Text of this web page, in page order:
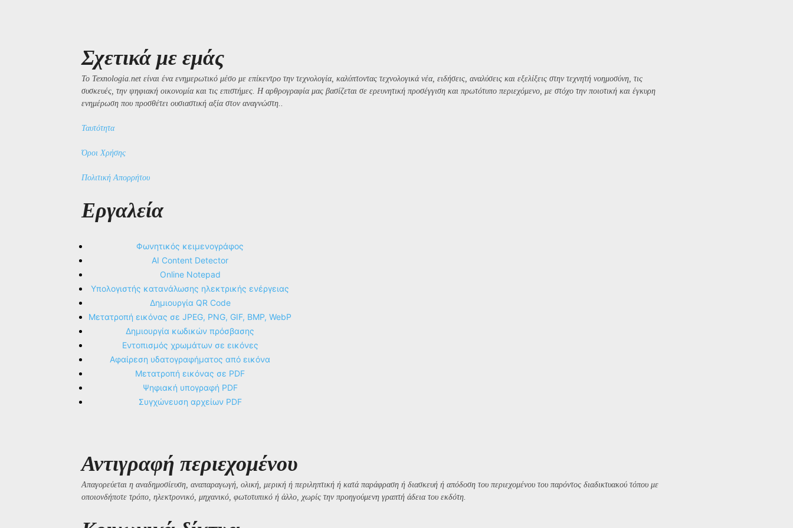
Σχετικά με εμάς
Το Texnologia.net είναι ένα ενημερωτικό μέσο με επίκεντρο την τεχνολογία, καλύπτοντας τεχνολογικά νέα, ειδήσεις, αναλύσεις και εξελίξεις στην τεχνητή νοημοσύνη, τις
συσκευές, την ψηφιακή οικονομία και τις επιστήμες. Η αρθρογραφία μας βασίζεται σε ερευνητική προσέγγιση και πρωτότυπο περιεχόμενο, με στόχο την ποιοτική και έγκυρη
ενημέρωση που προσθέτει ουσιαστική αξία στον αναγνώστη..
Ταυτότητα
Όροι Χρήσης
Πολιτική Απορρήτου
Εργαλεία
Φωνητικός κειμενογράφος
AI Content Detector
Online Notepad
Υπολογιστής κατανάλωσης ηλεκτρικής ενέργειας
Δημιουργία QR Code
Μετατροπή εικόνας σε JPEG, PNG, GIF, BMP, WebP
Δημιουργία κωδικών πρόσβασης
Εντοπισμός χρωμάτων σε εικόνες
Αφαίρεση υδατογραφήματος από εικόνα
Μετατροπή εικόνας σε PDF
Ψηφιακή υπογραφή PDF
Συγχώνευση αρχείων PDF
Αντιγραφή περιεχομένου
Απαγορεύεται η αναδημοσίευση, αναπαραγωγή, ολική, μερική ή περιληπτική ή κατά παράφραση ή διασκευή ή απόδοση του περιεχομένου του παρόντος διαδικτυακού τόπου με
οποιονδήποτε τρόπο, ηλεκτρονικό, μηχανικό, φωτοτυπικό ή άλλο, χωρίς την προηγούμενη γραπτή άδεια του εκδότη.